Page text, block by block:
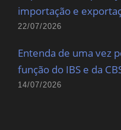
importação e
22/07/2026
Entenda de uma vez
função do IBS e da
14/07/2026